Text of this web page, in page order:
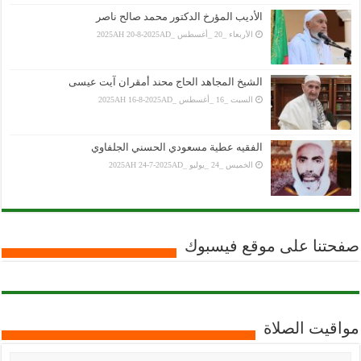
الأديب المؤرخ الدكتور محمد صالح ناصر
الأربعاء _20 _أغسطس _2025AH 20-8-2025AD
الشيخ المجاهد الحاج محند أمقران آيت عيسى
السبت _16 _أغسطس _2025AH 16-8-2025AD
الفقيه عطية مسعودي الحسني الجلفاوي
الخميس _24 _يوليو _2025AH 24-7-2025AD
صفحتنا على موقع فيسبوك
مواقيت الصلاة